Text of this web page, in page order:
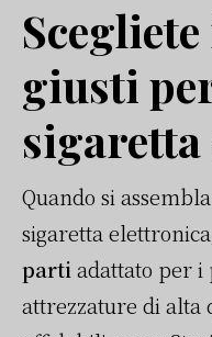
giusti
Quando si
sigaretta
parti adattato per i
attrezzature di alta